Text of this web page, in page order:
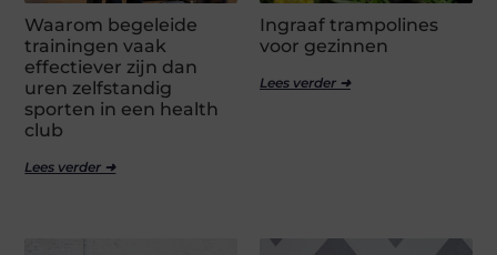
Waarom begeleide
trainingen vaak
effectiever zijn dan
uren zelfstandig
sporten in een health
club
Lees verder ➜
Ingraaf trampolines
voor gezinnen
Lees verder ➜